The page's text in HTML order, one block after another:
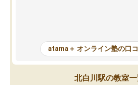
が、自分で自分の管理ができない人に
とっては難しい部分もあるのではない
かと思った。
atama＋ オンライン塾の口
北白川駅の教室